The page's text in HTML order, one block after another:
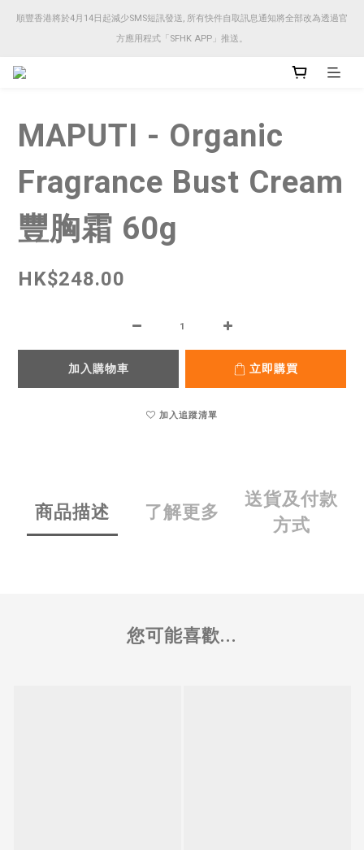
順豐香港將於4月14日起減少SMS短訊發送, 所有快件自取訊息通知將全部改為透過官
方應用程式「SFHK APP」推送。
順豐香港將於4月14日起減少SMS短訊發送, 所有快件自取訊息通知將全部改為透過官
方應用程式「SFHK APP」推送。
順豐香港將於4月14日起減少SMS短訊發送, 所有快件自取訊息通知將全部改為透過官
方應用程式「SFHK APP」推送。
MAPUTI - Organic
Fragrance Bust Cream
豐胸霜 60g
HK$248.00
加入購物車 立即購買
加入追蹤清單
商品描述 了解更多
送貨及付款
方式
您可能喜歡...